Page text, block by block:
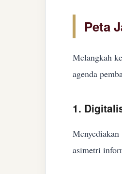
Peta
Melangkah
agenda
1.
asimetri